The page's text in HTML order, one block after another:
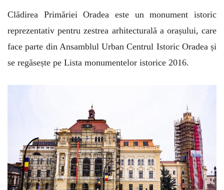
Clădirea Primăriei Oradea este un monument istoric
reprezentativ pentru zestrea arhitecturală a orașului, care
face parte din Ansamblul Urban Centrul Istoric Oradea și
se regăsește pe Lista monumentelor istorice 2016.